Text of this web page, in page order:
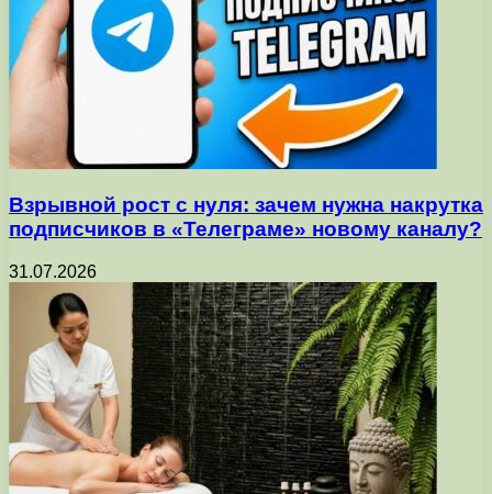
Взрывной рост с нуля: зачем нужна накрутка
подписчиков в «Телеграме» новому каналу?
31.07.2026